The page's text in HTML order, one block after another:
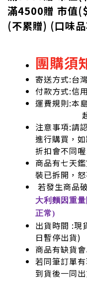
滿4500贈 市值(
(不累贈) (口味
團購須
寄送方式:台
付款方式:信
運費規則:本
超商取貨運
注意事項:請
進行購買，
折扣會不同
商品有七天
裝已拆開，
若發生商品
大利麵因重
正常)
出貨時間 :現
日暫停出貨)
商品有缺貨
若同筆訂單
到貨後一同